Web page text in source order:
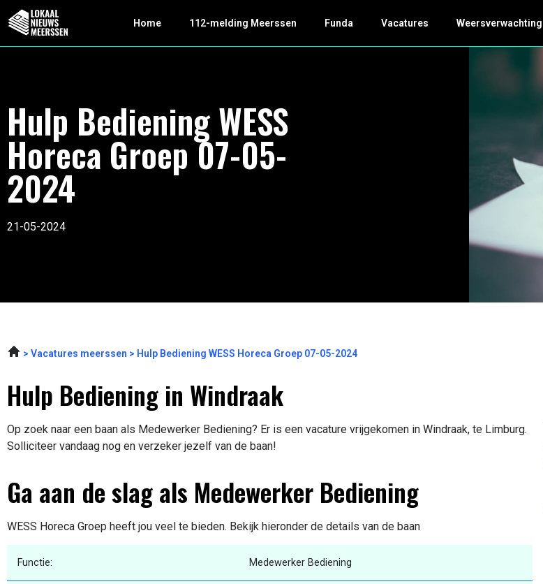
Home 112-melding Meerssen Funda Vacatures Weersverwachting
Hulp Bediening WESS
Horeca Groep 07-05-
2024
21-05-2024
Vacatures meerssen Hulp Bediening WESS Horeca Groep 07-05-2024
Hulp Bediening in Windraak
Op zoek naar een baan als Medewerker Bediening? Er is een vacature vrijgekomen in Windraak, te Limburg.
Solliciteer vandaag nog en verzeker jezelf van de baan!
Ga aan de slag als Medewerker Bediening
WESS Horeca Groep heeft jou veel te bieden. Bekijk hieronder de details van de baan
Functie: Medewerker Bediening